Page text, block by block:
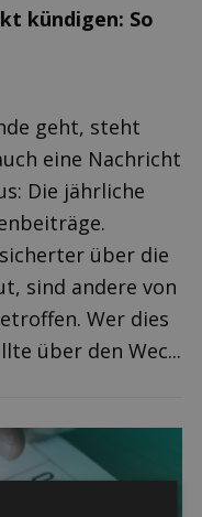
kündigen: So
geht, steht
eine Nachricht
Die jährliche
über die
sind andere von
Wer dies
über den Wec...